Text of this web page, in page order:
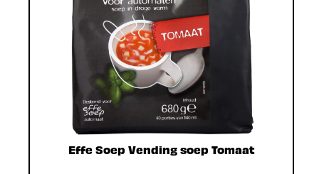
Effe Soep Vending soep Tomaat